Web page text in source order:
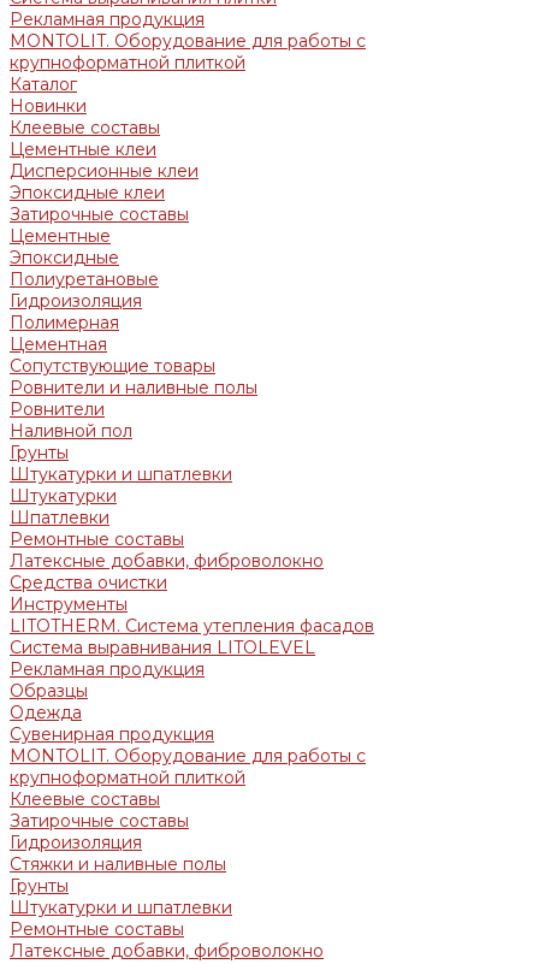
Рекламная продукция
MONTOLIT. Оборудование для работы с
крупноформатной плиткой
Каталог
Новинки
Клеевые составы
Цементные клеи
Дисперсионные клеи
Эпоксидные клеи
Затирочные составы
Цементные
Эпоксидные
Полиуретановые
Гидроизоляция
Полимерная
Цементная
Сопутствующие товары
Ровнители и наливные полы
Ровнители
Наливной пол
Грунты
Штукатурки и шпатлевки
Штукатурки
Шпатлевки
Ремонтные составы
Латексные добавки, фиброволокно
Средства очистки
Инструменты
LITOTHERM. Система утепления фасадов
Система выравнивания LITOLEVEL
Рекламная продукция
Образцы
Одежда
Сувенирная продукция
MONTOLIT. Оборудование для работы с
крупноформатной плиткой
Клеевые составы
Затирочные составы
Гидроизоляция
Стяжки и наливные полы
Грунты
Штукатурки и шпатлевки
Ремонтные составы
Латексные добавки, фиброволокно